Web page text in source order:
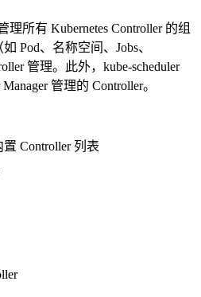
理所有 Kubernetes Controller 的组
Pod、名称空间、Jobs、
管理。此外，kube-scheduler
管理的 Controller。
Controller 列表